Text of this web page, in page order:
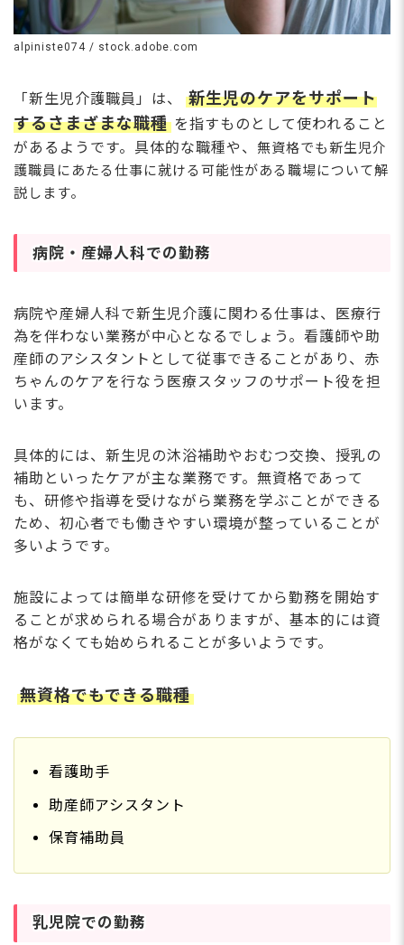
alpiniste074 / stock.adobe.com
「新生児介護職員」は、
新生児のケアをサポート
するさまざまな職種 を指すものとして使われること
があるようです。具体的な職種や、 無資格でも 新生児介
護職員にあたる仕事に就ける可能性がある職場について解
説します。
病院・産婦人科での勤務
病院や産婦人科で新生児介護に関わる仕事は、医療行
為を伴わない業務が中心となるでしょう。看護師や助
産師のアシスタントとして従事できることがあり、赤
ちゃんのケアを行なう医療スタッフのサポート役を担
います。
具体的には、新生児の沐浴補助やおむつ交換、授乳の
補助といったケアが主な業務です。無資格であって
も、研修や指導を受けながら業務を学ぶことができる
ため、初心者でも働きやすい環境が整っていることが
多いようです。
施設によっては簡単な研修を受けてから勤務を開始す
ることが求められる場合がありますが、基本的には資
格がなくても始められることが多いようです。
無資格でもできる職種
看護助手
助産師アシスタント
保育補助員
乳児院での勤務